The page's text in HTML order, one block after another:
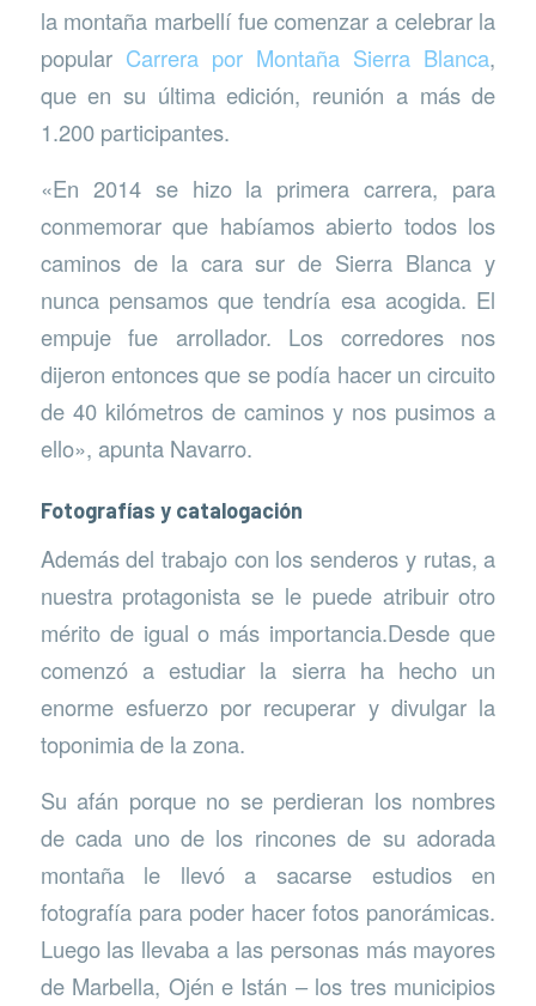
la montaña marbellí fue comenzar a celebrar la
popular Carrera por Montaña Sierra Blanca,
que en su última edición, reunión a más de
1.200 participantes.
«En 2014 se hizo la primera carrera, para
conmemorar que habíamos abierto todos los
caminos de la cara sur de Sierra Blanca y
nunca pensamos que tendría esa acogida. El
empuje fue arrollador. Los corredores nos
dijeron entonces que se podía hacer un circuito
de 40 kilómetros de caminos y nos pusimos a
ello», apunta Navarro.
Fotografías y catalogación
Además del trabajo con los senderos y rutas, a
nuestra protagonista se le puede atribuir otro
mérito de igual o más importancia.Desde que
comenzó a estudiar la sierra ha hecho un
enorme esfuerzo por recuperar y divulgar la
toponimia de la zona.
Su afán porque no se perdieran los nombres
de cada uno de los rincones de su adorada
montaña le llevó a sacarse estudios en
fotografía para poder hacer fotos panorámicas.
Luego las llevaba a las personas más mayores
de Marbella, Ojén e Istán – los tres municipios